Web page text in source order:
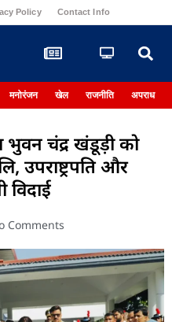
Policy Contact Info
मनोरंजन खेल राजनीति अपराध
भुवन चंद्र खंडूड़ी को
उपराष्ट्रपति और
विदाई
Comments